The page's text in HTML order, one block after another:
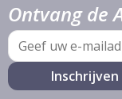
Ontvang de
E-
mail